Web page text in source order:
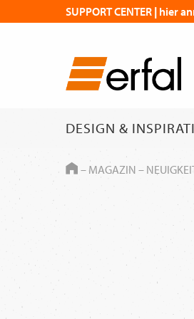
DESIGN &
SUPPORT CENTER | hier
HOME
– MAGAZIN –